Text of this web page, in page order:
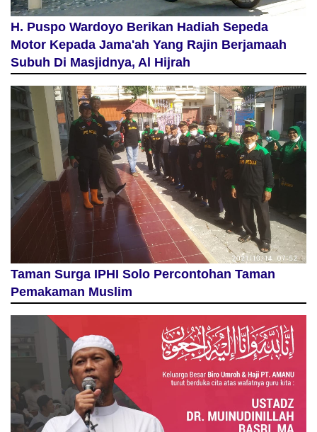
H. Puspo Wardoyo Berikan Hadiah Sepeda
Motor Kepada Jama'ah Yang Rajin Berjamaah
Subuh Di Masjidnya, Al Hijrah
Taman Surga IPHI Solo Percontohan Taman
Pemakaman Muslim